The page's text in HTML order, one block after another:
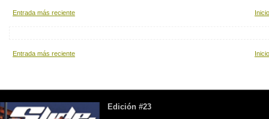
Entrada más reciente Inicio
Entrada más reciente Inicio
Edición #23